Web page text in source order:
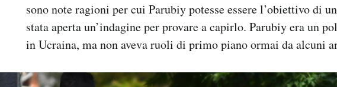
sono note ragioni per cui Parubiy potesse essere l’obiettivo di
stata aperta un’indagine per provare a capirlo. Parubiy era un
in Ucraina, ma non aveva ruoli di primo piano ormai da alcuni